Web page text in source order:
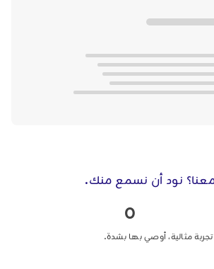
نود أن نسمع منك.
0
تجربة مثالية، أوصي بها بشدة.